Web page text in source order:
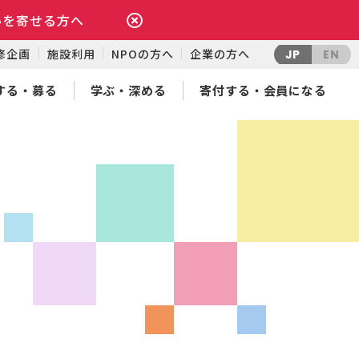
寄せる方へ
企画 施設利用 NPOの方へ 企業の方へ JP EN
る・募る 学ぶ・深める 寄付する・会員になる